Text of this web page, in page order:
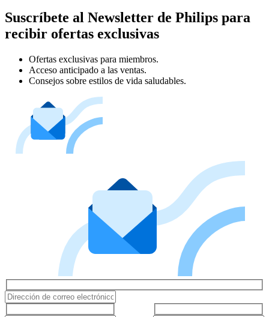
Suscríbete al Newsletter de Philips para
recibir ofertas exclusivas
Ofertas exclusivas para miembros.
Acceso anticipado a las ventas.
Consejos sobre estilos de vida saludables.